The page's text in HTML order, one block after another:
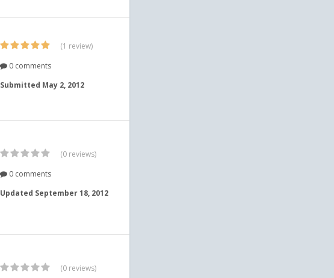
(1 review)
0 comments
Submitted May 2, 2012
(0 reviews)
0 comments
Updated September 18, 2012
(0 reviews)